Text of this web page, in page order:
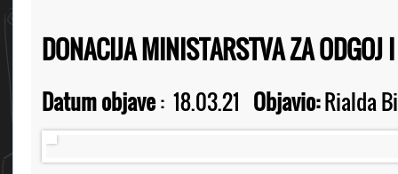
DONACIJA MINISTARSTVA ZA ODGOJ
Datum objave: 18.03.21 Objavio:Rialda